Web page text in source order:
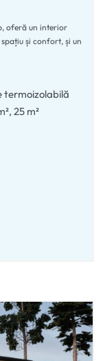
oferă un interior
și confort, și un
termoizolabilă
25 m²